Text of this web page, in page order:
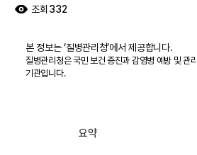
조회 332
본 정보는 ‘질병관리청’에서 제공합니다.
질병관리청은 국민 보건 증진과 감염병 예방 및 관
기관입니다.
요약